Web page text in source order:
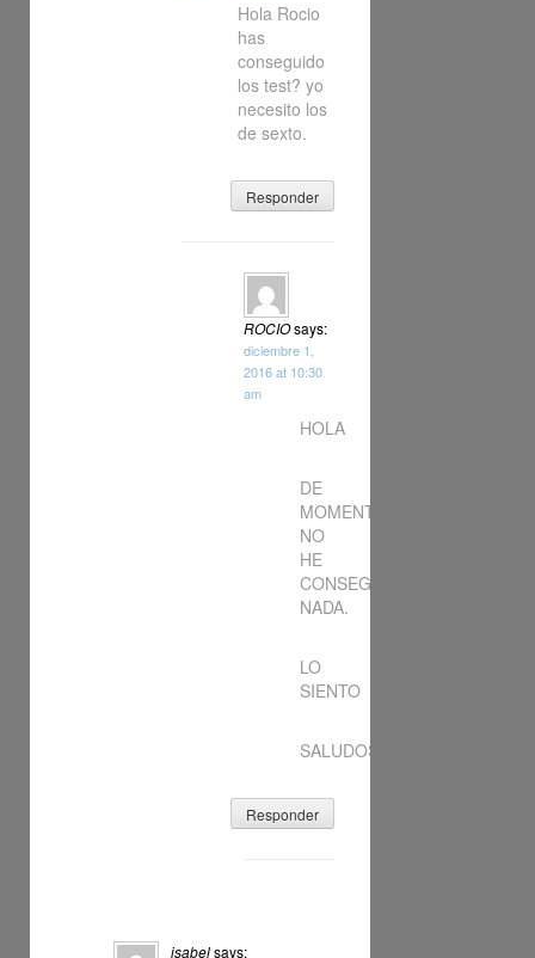
Hola Rocio
has
conseguido
los test? yo
necesito los
de sexto.
Responder
ROCIOsays:
diciembre 1,
2016 at 10:30
am
HOLA
DE
MOMENTO
NO
HE
CONSEGUIDO
NADA.
LO
SIENTO
SALUDOS
Responder
isabelsays: